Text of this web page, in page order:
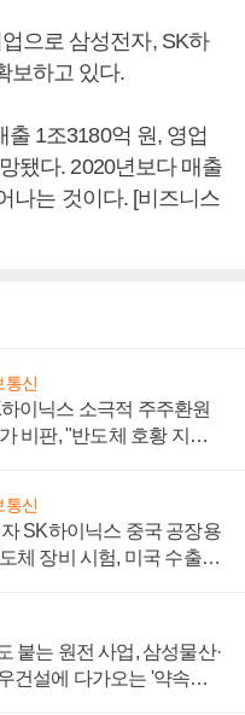
으로 삼성전자, SK하
보하고 있다.
1조3180억 원, 영업
됐다. 2020년보다 매출
나는 것이다. [비즈니스
통신
이닉스 소극적 주주환원
비판, "반도체 호황 지속
통신
SK하이닉스 중국 공장용
체 장비 시험, 미국 수출통
붙는 원전 사업, 삼성물산·
건설에 다가오는 '약속의